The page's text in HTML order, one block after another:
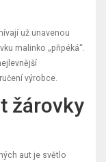
už unavenou
malinko „připéká“.
výrobce.
žárovky
aut je světlo